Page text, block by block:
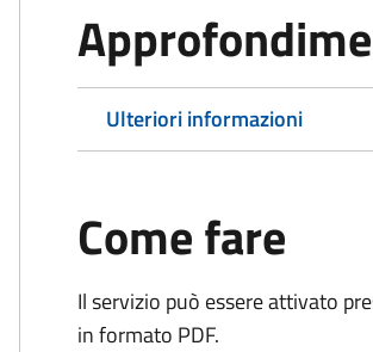
Ulteriori informazioni
Come fare
Il servizio può essere attivato
in formato PDF.